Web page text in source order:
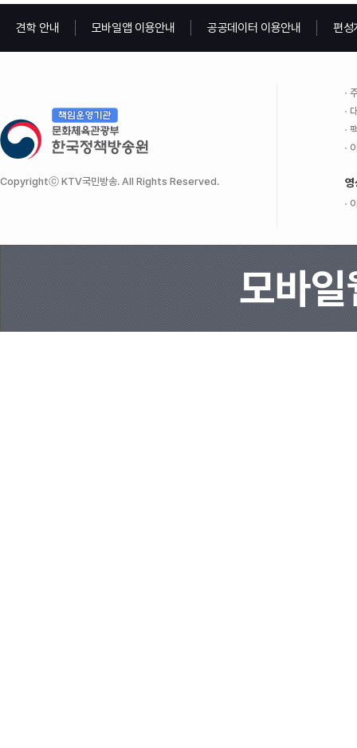
견학 안내 모바일앱 이용안내 공공데이터 이용안내 편성
Copyrightⓒ KTV국민방송. All Rights Reserved. 영
모바